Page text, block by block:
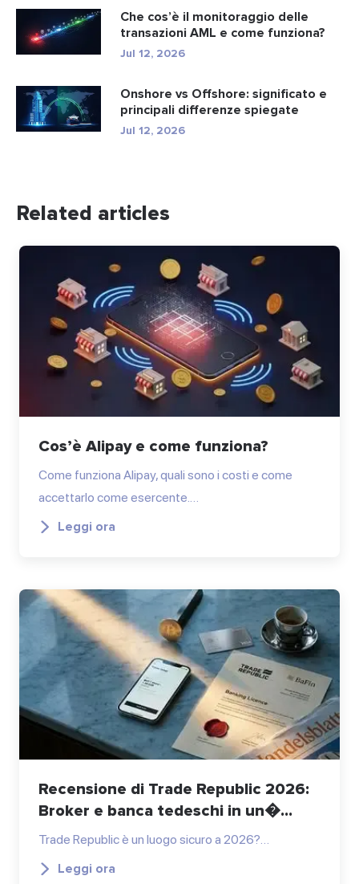
Che cos’è il monitoraggio delle
transazioni AML e come funziona?
Jul 12, 2026
Onshore vs Offshore: significato e
principali differenze spiegate
Jul 12, 2026
Related articles
Cos’è Alipay e come funziona?
Come funziona Alipay, quali sono i costi e come
accettarlo come esercente.…
Leggi ora
Recensione di Trade Republic 2026:
Broker e banca tedeschi in un�...
Trade Republic è un luogo sicuro a 2026?…
Leggi ora